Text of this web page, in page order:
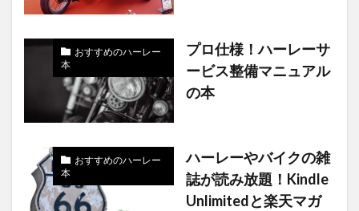
おすすめのハーレー
本
プロ仕様！ハーレーサ
ービス整備マニュアル
の本
おすすめのハーレー
本
ハーレーやバイクの雑
誌が読み放題！Kindle
Unlimitedと楽天マガ